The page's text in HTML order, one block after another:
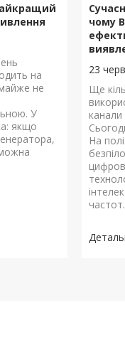
на
не
У
якщо
чому
23
Ще
канали
На
частот.